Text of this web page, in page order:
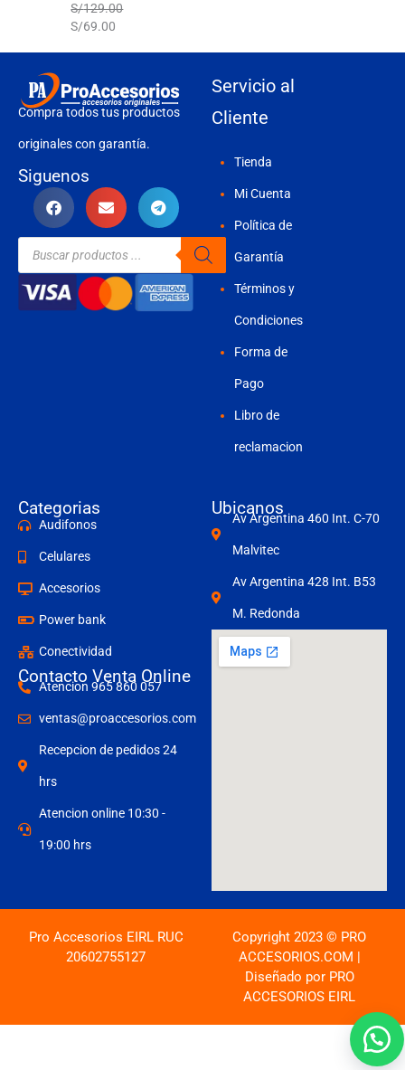
S/129.00
S/69.00
Compra todos tus productos
originales con garantía.
Siguenos
Búsqueda
productos
Servicio al
Cliente
Tienda
Mi Cuenta
Política de
Garantía
Términos y
Condiciones
Forma de
Pago
Libro de
reclamacion
Categorias
Audifonos
Celulares
Accesorios
Power bank
Conectividad
Contacto Venta Online
Atencion 965 860 057
ventas@proaccesorios.com
Recepcion de pedidos 24
hrs
Atencion online 10:30 -
19:00 hrs
Ubicanos
Av Argentina 460 Int. C-70
Malvitec
Av Argentina 428 Int. B53
M. Redonda
Pro Accesorios EIRL RUC
20602755127
Copyright 2023 © PRO
ACCESORIOS.COM |
Diseñado por PRO
ACCESORIOS EIRL